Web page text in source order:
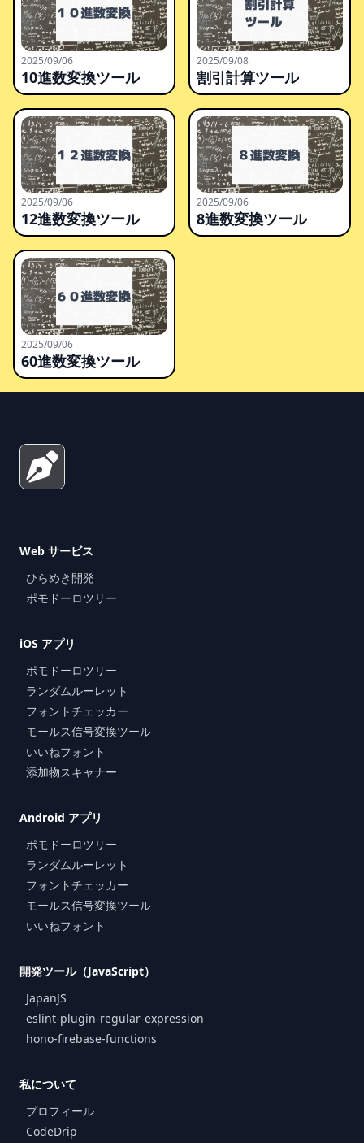
2025/09/06
10進数変換ツール
2025/09/08
割引計算ツール
2025/09/06
12進数変換ツール
2025/09/06
8進数変換ツール
2025/09/06
60進数変換ツール
Web サービス
ひらめき開発
ポモドーロツリー
iOS アプリ
ポモドーロツリー
ランダムルーレット
フォントチェッカー
モールス信号変換ツール
いいねフォント
添加物スキャナー
Android アプリ
ポモドーロツリー
ランダムルーレット
フォントチェッカー
モールス信号変換ツール
いいねフォント
開発ツール（JavaScript）
JapanJS
eslint-plugin-regular-expression
hono-firebase-functions
私について
プロフィール
CodeDrip